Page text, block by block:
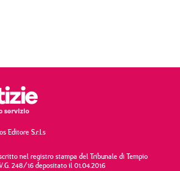
Editore S.r.l.s
nel registro stampa del Tribunale di Tempio
248/16 depositato il 01.04.2016